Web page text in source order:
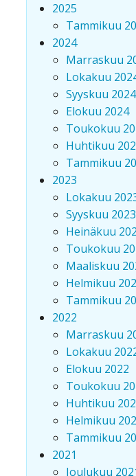
2025
Tammikuu
2024
Marraskuu
Lokakuu
Syyskuu 2024
Elokuu 2024
Toukokuu
Huhtikuu
Tammikuu
2023
Lokakuu
Syyskuu 2023
Heinäkuu
Toukokuu
Maaliskuu
Helmikuu
Tammikuu
2022
Marraskuu
Lokakuu
Elokuu 2022
Toukokuu
Huhtikuu
Helmikuu
Tammikuu
2021
Joulukuu